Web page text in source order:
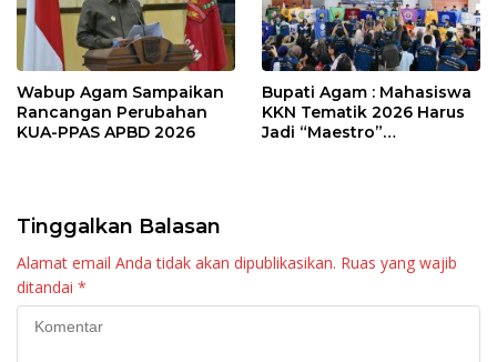
Wabup Agam Sampaikan
Rancangan Perubahan
KUA-PPAS APBD 2026
Bupati Agam : Mahasiswa
KKN Tematik 2026 Harus
Jadi “Maestro”
Tinggalkan Balasan
Alamat email Anda tidak akan dipublikasikan. Ruas yang wajib
ditandai *